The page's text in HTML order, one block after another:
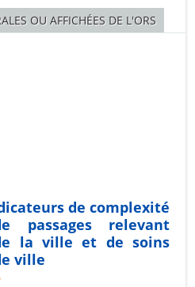
OU AFFICHÉES DE L'ORS
de complexité
passages relevant
la ville et de soins
ville